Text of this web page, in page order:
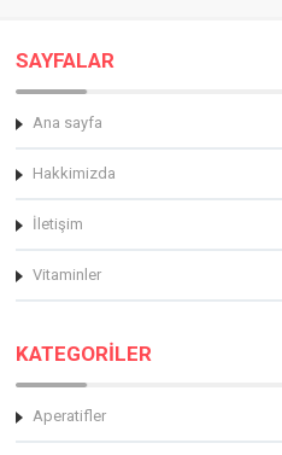
SAYFALAR
Ana sayfa
Hakkimizda
İletişim
Vitaminler
KATEGORİLER
Aperatifler